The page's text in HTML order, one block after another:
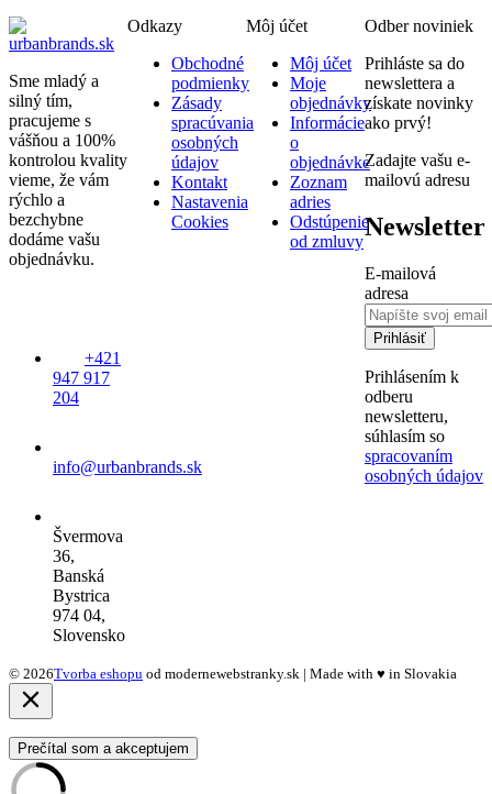
Sme mladý a
silný tím,
pracujeme s
vášňou a 100%
kontrolou kvality
vieme, že vám
rýchlo a
bezchybne
dodáme vašu
objednávku.
+421
947 917
204
info@urbanbrands.sk
Švermova
36,
Banská
Bystrica
974 04,
Slovensko
Odkazy
Obchodné
podmienky
Zásady
spracúvania
osobných
údajov
Kontakt
Nastavenia
Cookies
Môj účet
Môj účet
Moje
objednávky
Informácie
o
objednávke
Zoznam
adries
Odstúpenie
od zmluvy
Odber noviniek
Prihláste sa do
newslettera a
získate novinky
ako prvý!
Zadajte vašu e-
mailovú adresu
Newsletter
E-mailová
adresa
Prihlásiť
Prihlásením k
odberu
newsletteru,
súhlasím so
spracovaním
osobných údajov
© 2026Tvorba eshopu od modernewebstranky.sk | Made with ♥ in Slovakia
Prečítal som a akceptujem